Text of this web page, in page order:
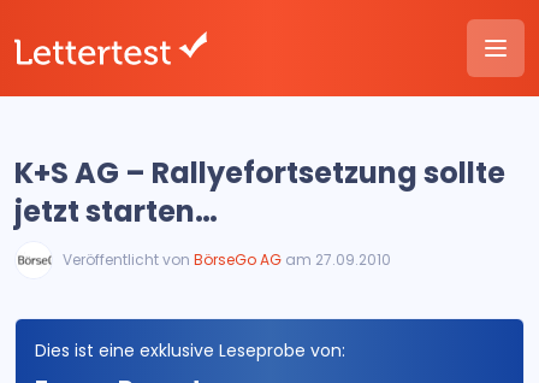
K+S AG – Rallyefortsetzung sollte
jetzt starten…
Veröffentlicht von BörseGo AG am 27.09.2010
Dies ist eine exklusive Leseprobe von: